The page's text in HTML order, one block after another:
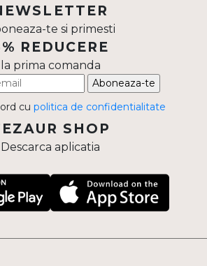
te si primesti
REDUCERE
la prima comanda
Aboneaza-te
cu politica de confidentialitate
SHOP
Descarca aplicatia